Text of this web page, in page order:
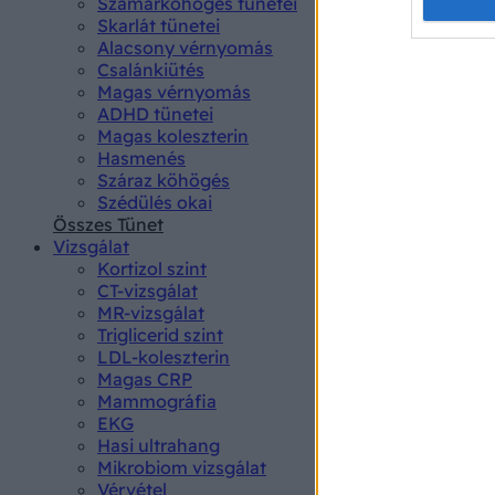
Skarlát tünetei
Alacsony vérnyomás
Csalánkiütés
Magas vérnyomás
ADHD tünetei
Magas koleszterin
Hasmenés
Száraz köhögés
Szédülés okai
Összes Tünet
Vizsgálat
Kortizol szint
CT-vizsgálat
MR-vizsgálat
Triglicerid szint
LDL-koleszterin
Magas CRP
Mammográfia
EKG
Hasi ultrahang
Mikrobiom vizsgálat
Vérvétel